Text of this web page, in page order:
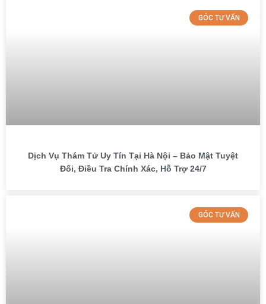
GÓC TƯ VẤN
Dịch Vụ Thám Tử Uy Tín Tại Hà Nội – Bảo Mật Tuyệt
Đối, Điều Tra Chính Xác, Hỗ Trợ 24/7
GÓC TƯ VẤN